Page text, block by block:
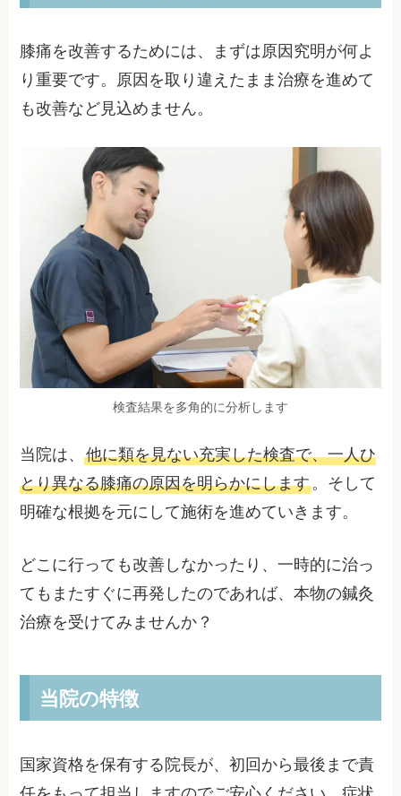
膝痛を改善するためには、まずは原因究明が何よ
り重要です。原因を取り違えたまま治療を進めて
も改善など見込めません。
検査結果を多角的に分析します
当院は、他に類を見ない充実した検査で、一人ひ
とり異なる膝痛の原因を明らかにします。そして
明確な根拠を元にして施術を進めていきます。
どこに行っても改善しなかったり、一時的に治っ
てもまたすぐに再発したのであれば、本物の鍼灸
治療を受けてみませんか？
当院の特徴
国家資格を保有する院長が、初回から最後まで責